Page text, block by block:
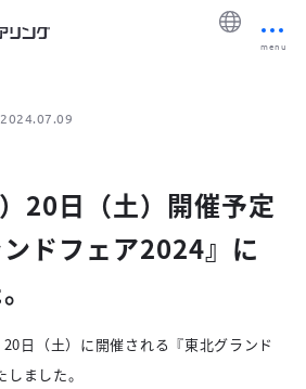
2024.07.09
20日（土）開催予定
ドフェア2024』に
日（土）に開催される『東北グランド
ました。
menu